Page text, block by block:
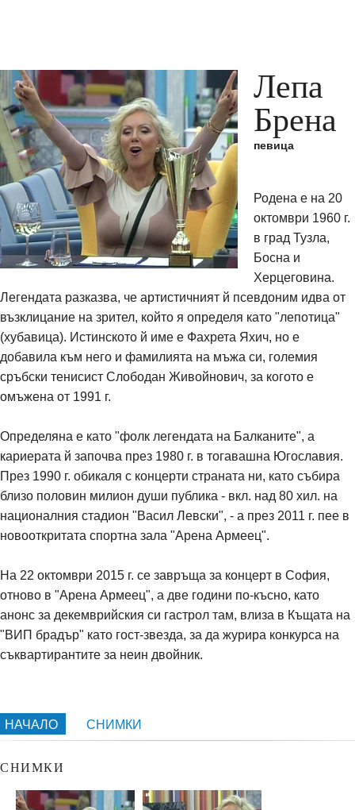
Лепа
Брена
певица
Родена е на 20
октомври 1960 г.
в град Тузла,
Босна и
Херцеговина.
Легендата разказва, че артистичният й псевдоним идва от
възклицание на зрител, който я определя като "лепотица"
(хубавица). Истинското й име е Фахрета Яхич, но е
добавила към него и фамилията на мъжа си, големия
сръбски тенисист Слободан Живойнович, за когото е
омъжена от 1991 г.
Определяна е като "фолк легендата на Балканите", а
кариерата й започва през 1980 г. в тогавашна Югославия.
През 1990 г. обикаля с концерти страната ни, като събира
близо половин милион души публика - вкл. над 80 хил. на
националния стадион "Васил Левски", - а през 2011 г. пее в
новооткритата спортна зала "Арена Армеец".
На 22 октомври 2015 г. се завръща за концерт в София,
отново в "Арена Армеец", а две години по-късно, като
анонс за декемврийския си гастрол там, влиза в Къщата на
"ВИП брадър" като гост-звезда, за да журира конкурса на
съквартирантите за неин двойник.
НАЧАЛО СНИМКИ
СНИМКИ